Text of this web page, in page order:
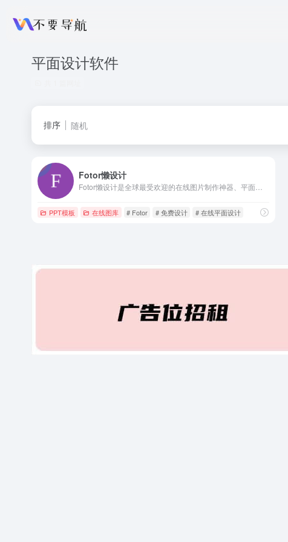
平面设计软件
排序 随机
Fotor懒设计
PPT模板 在线图库 # Fotor # 免费设计 # 在线平面设计